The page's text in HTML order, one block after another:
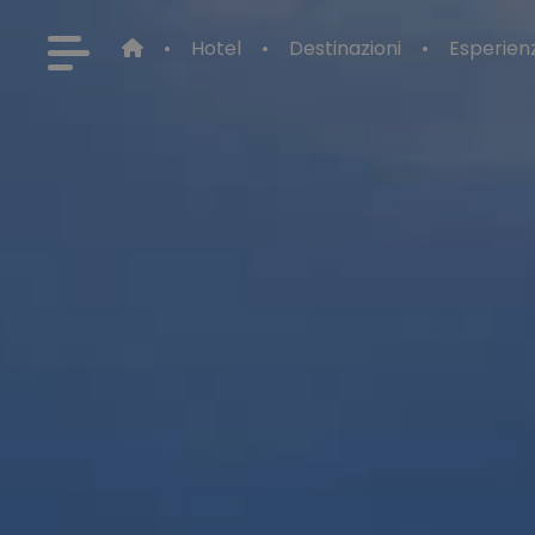
Hotel Destinazioni